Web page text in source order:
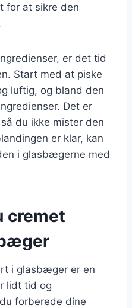
at sikre den
er det tid
Start med at piske
luftig, og bland den
Det er
du ikke mister den
er klar, kan
i glasbægerne med
cremet
i glasbæger er en
lidt tid og
forberede dine